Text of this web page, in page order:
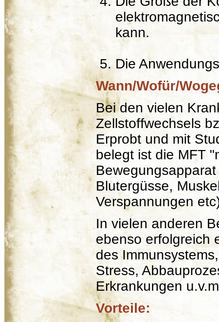
kann.
Die
Wann/Wofür/
Bei den vielen
Zellstoffwechsels
Erprobt und mit
belegt ist die MFT
Blutergüsse,
Verspannungen
In vielen anderen
ebenso erfolgreich
des
Stress,
Erkrankungen
Vorteile: